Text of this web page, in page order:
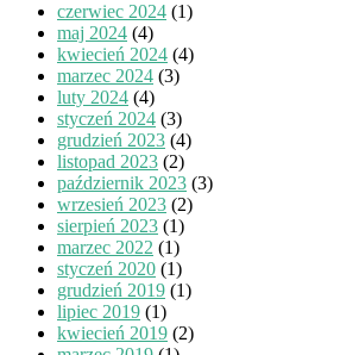
czerwiec 2024 (1)
maj 2024 (4)
kwiecień 2024 (4)
marzec 2024 (3)
luty 2024 (4)
styczeń 2024 (3)
grudzień 2023 (4)
listopad 2023 (2)
październik 2023 (3)
wrzesień 2023 (2)
sierpień 2023 (1)
marzec 2022 (1)
styczeń 2020 (1)
grudzień 2019 (1)
lipiec 2019 (1)
kwiecień 2019 (2)